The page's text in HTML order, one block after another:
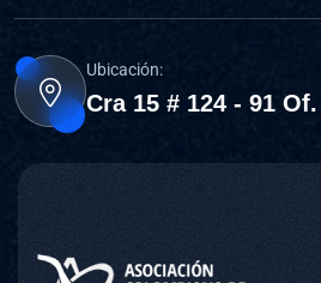
Ubicación:
Cra 15 # 124 - 91